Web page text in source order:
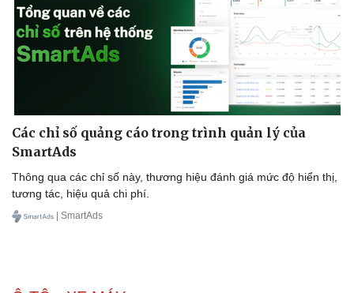
Doanh nghiệp
Thông tin doanh nghiệp
Các chỉ số quảng cáo trong trình quản lý của
SmartAds
Thông qua các chỉ số này, thương hiệu đánh giá mức độ hiển thị,
tương tác, hiệu quả chi phí.
| SmartAds